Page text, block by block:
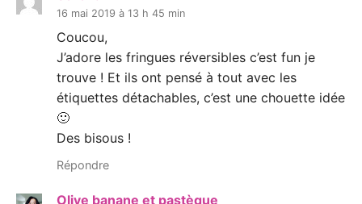
16 mai 2019 à 13 h 45 min
Coucou,
J’adore les fringues réversibles c’est fun je
trouve ! Et ils ont pensé à tout avec les
étiquettes détachables, c’est une chouette idée
🙂
Des bisous !
Répondre
Olive banane et pastèque